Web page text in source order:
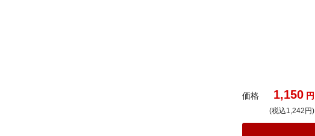
価格 1,150 円
(税込1,242円)